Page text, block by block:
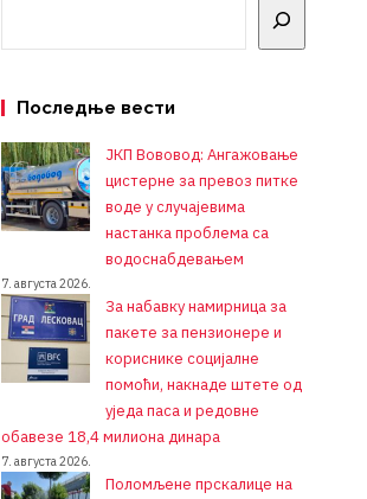
Последње вести
ЈКП Вововод: Ангажовање
цистерне за превоз питке
воде у случајевима
настанка проблема са
водоснабдевањем
7. августа 2026.
За набавку намирница за
пакете за пензионере и
кориснике социјалне
помоћи, накнаде штете од
уједа паса и редовне
обавезе 18,4 милиона динара
7. августа 2026.
Поломљене прскалице на